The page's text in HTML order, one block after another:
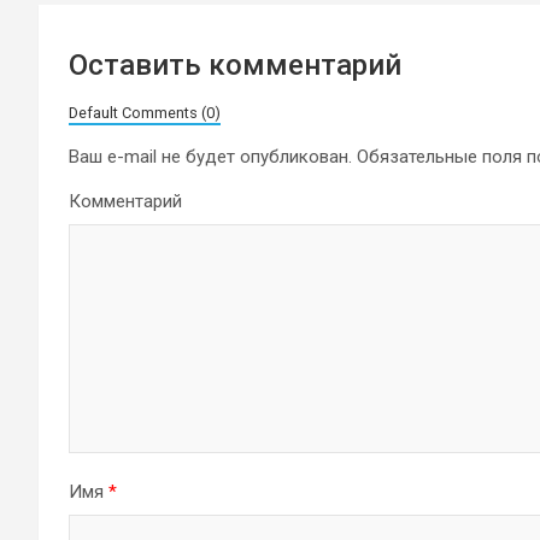
Оставить комментарий
Default Comments (0)
Ваш e-mail не будет опубликован. Обязательные поля
Комментарий
Имя *